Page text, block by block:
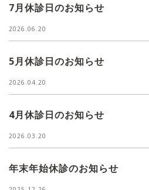
7月休診日のお知らせ
2026.06.20
5月休診日のお知らせ
2026.04.20
4月休診日のお知らせ
2026.03.20
年末年始休診のお知らせ